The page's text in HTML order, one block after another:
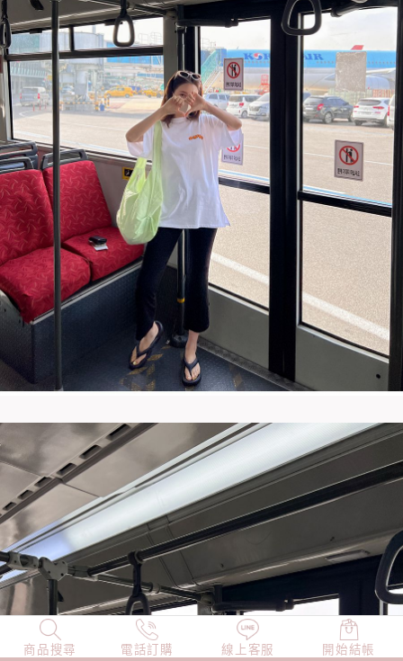
商品搜尋 電話訂購 線上客服 開始結帳
NEW 店長精選 TOP100 小編穿搭